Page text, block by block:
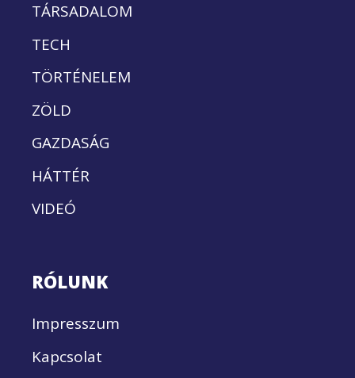
TÁRSADALOM
TECH
TÖRTÉNELEM
ZÖLD
GAZDASÁG
HÁTTÉR
VIDEÓ
RÓLUNK
Impresszum
Kapcsolat